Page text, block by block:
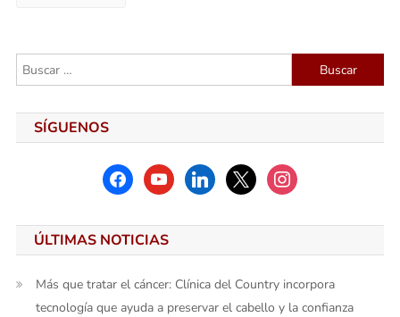
Buscar:
SÍGUENOS
facebookyoutubelinkedinx instagram
ÚLTIMAS NOTICIAS
Más que tratar el cáncer: Clínica del Country incorpora
tecnología que ayuda a preservar el cabello y la confianza